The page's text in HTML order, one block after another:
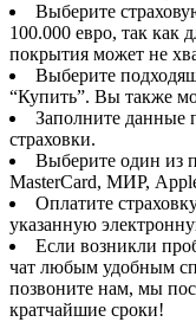
Выберите
100.000 евро, так как
покрытия может не
Выберите
“Купить”. Вы также
Заполните данные
страховки.
Выберите один из
MasterCard, МИР,
Оплатите
указанную
Если возникли
чат любым удобным
позвоните нам, мы
кратчайшие сроки!